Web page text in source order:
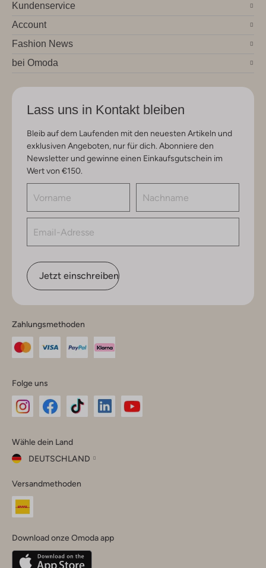
Kundenservice
Account
Fashion News
bei Omoda
Lass uns in Kontakt bleiben
Bleib auf dem Laufenden mit den neuesten Artikeln und
exklusiven Angeboten, nur für dich. Abonniere den
Newsletter und gewinne einen Einkaufsgutschein im
Wert von €150.
Jetzt einschreiben
Zahlungsmethoden
Folge uns
Instagram
Facebook
TikTok
Wähle dein Land
DEUTSCHLAND
dein
Land
Belgique(Français)
Versandmethoden
Download onze Omoda app